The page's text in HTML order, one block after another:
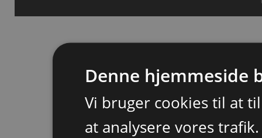
Denne hjemmeside
Vi bruger cookies til at
at analysere vores